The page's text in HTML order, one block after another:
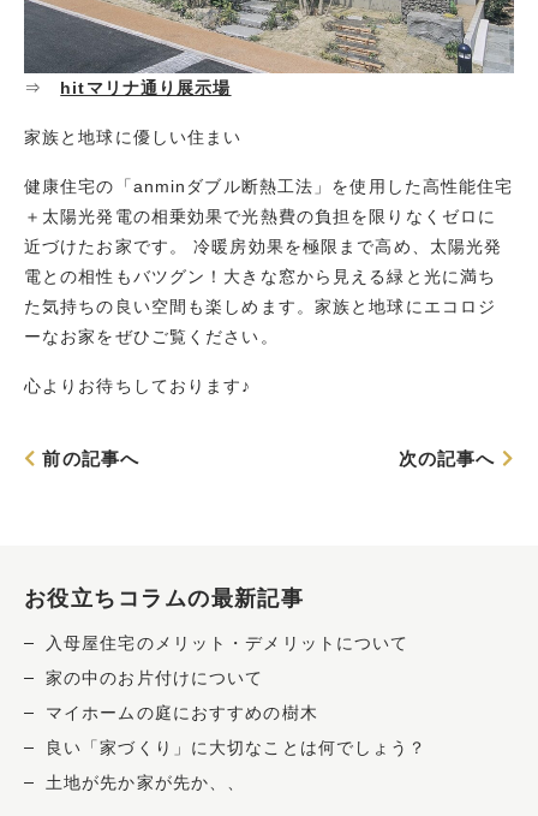
⇒ hitマリナ通り展示場
家族と地球に優しい住まい
健康住宅の「anmin ダブル断熱工法 」を使用した高性能住宅
＋太陽光発電の相乗効果で光熱費の負担を限りなくゼロに
近づけたお家です。 冷暖房効果を極限まで高め、太陽光発
電との相性もバツグン！大きな窓から見える緑と光に満ち
た気持ちの良い空間も楽しめます。家族と地球にエコロジ
ーなお家をぜひご覧ください。
心よりお待ちしております♪
前の記事へ 次の記事へ
お役立ちコラムの最新記事
入母屋住宅のメリット・デメリットについて
家の中のお片付けについて
マイホームの庭におすすめの樹木
良い「家づくり」に大切なことは何でしょう？
土地が先か家が先か、、